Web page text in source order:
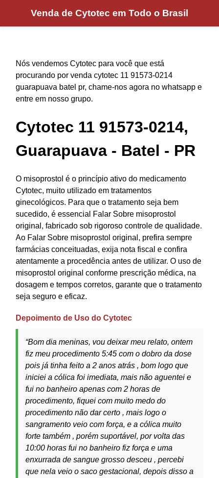
Venda de Cytotec em Todo o Brasil
Nós vendemos Cytotec para você que está
procurando por venda cytotec 11 91573-0214
guarapuava batel pr, chame-nos agora no whatsapp e
entre em nosso grupo.
Cytotec 11 91573-0214,
Guarapuava - Batel - PR
O misoprostol é o princípio ativo do medicamento
Cytotec, muito utilizado em tratamentos
ginecológicos. Para que o tratamento seja bem
sucedido, é essencial Falar Sobre misoprostol
original, fabricado sob rigoroso controle de qualidade.
Ao Falar Sobre misoprostol original, prefira sempre
farmácias conceituadas, exija nota fiscal e confira
atentamente a procedência antes de utilizar. O uso de
misoprostol original conforme prescrição médica, na
dosagem e tempos corretos, garante que o tratamento
seja seguro e eficaz.
Depoimento de Uso do Cytotec
“Bom dia meninas, vou deixar meu relato, ontem
fiz meu procedimento 5:45 com o dobro da dose
pois já tinha feito a 2 anos atrás , bom logo que
iniciei a cólica foi imediata, mais não aguentei e
fui no banheiro apenas com 2 horas de
procedimento, fiquei com muito medo do
procedimento não dar certo , mais logo o
sangramento veio com força, e a cólica muito
forte também , porém suportável, por volta das
10:00 horas fui no banheiro fiz força e uma
enxurrada de sangue grosso desceu , percebi
que nela veio o saco gestacional, depois disso a